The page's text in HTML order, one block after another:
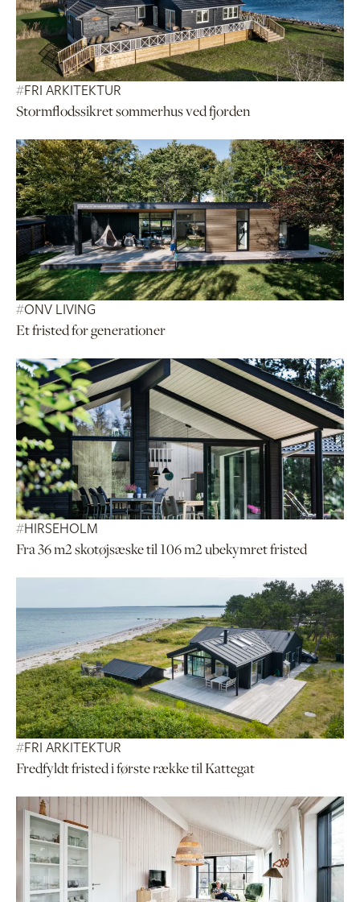
#FRI ARKITEKTUR
Stormflodssikret sommerhus ved fjorden
#ONV LIVING
Et fristed for generationer
#HIRSEHOLM
Fra 36 m2 skotøjsæske til 106 m2 ubekymret fristed
#FRI ARKITEKTUR
Fredfyldt fristed i første række til Kattegat